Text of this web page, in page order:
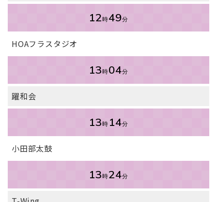
12時49分
HOAフラスタジオ
13時04分
躍和会
13時 14分
小田部太鼓
13時24分